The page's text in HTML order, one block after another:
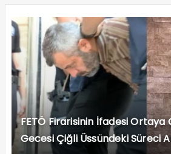
FETÖ Firarisinin İfadesi Ortaya
Gecesi Çiğli Üssündeki Süreci